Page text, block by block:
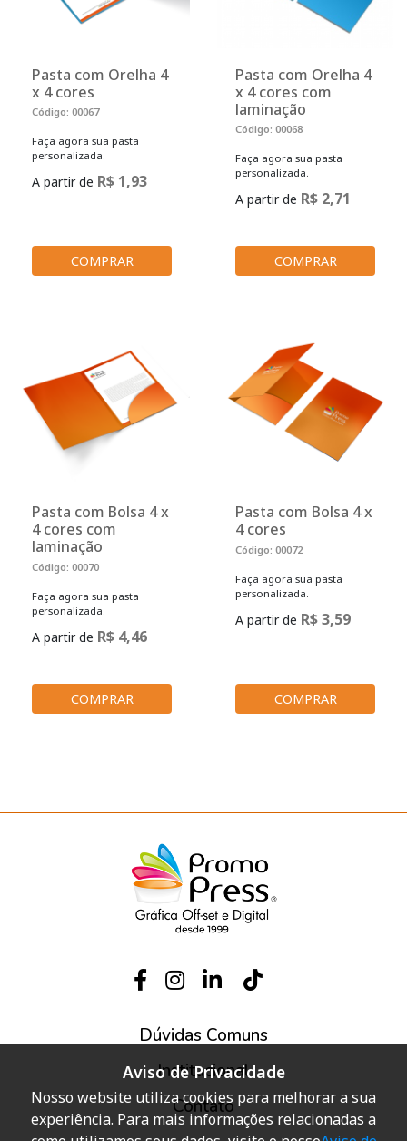
Pasta com Orelha 4
x 4 cores
Código: 00067
Faça agora sua pasta
personalizada.
A partir de R$ 1,93
COMPRAR
Pasta com Orelha 4
x 4 cores com
laminação
Código: 00068
Faça agora sua pasta
personalizada.
A partir de R$ 2,71
COMPRAR
Pasta com Bolsa 4 x
4 cores com
laminação
Código: 00070
Faça agora sua pasta
personalizada.
A partir de R$ 4,46
COMPRAR
Pasta com Bolsa 4 x
4 cores
Código: 00072
Faça agora sua pasta
personalizada.
A partir de R$ 3,59
COMPRAR
Dúvidas Comuns
Institucional
Contato
Aviso de Privacidade
Nosso website utiliza cookies para melhorar a sua
experiência. Para mais informações relacionadas a